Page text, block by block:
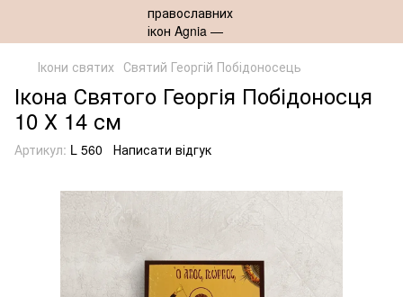
Ікони святих Святий Георгій Побідоносець
Ікона Святого Георгія Побідоносця
10 Х 14 см
Артикул: L 560 Написати відгук